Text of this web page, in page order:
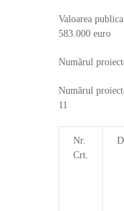
Valoarea
583.000 euro
Numărul
Numărul
11
Nr.
Crt.